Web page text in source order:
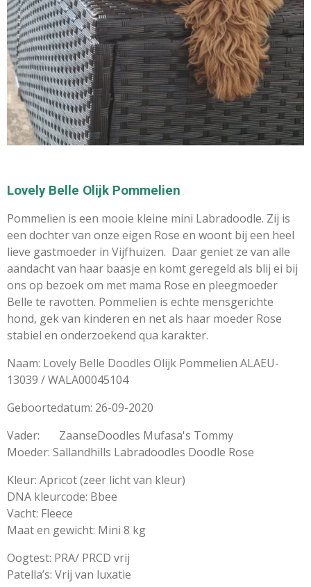
Lovely Belle Olijk Pommelien
Pommelien is een mooie kleine mini Labradoodle. Zij is
een dochter van onze eigen Rose en woont bij een heel
lieve gastmoeder in Vijfhuizen. Daar geniet ze van alle
aandacht van haar baasje en komt geregeld als blij ei bij
ons op bezoek om met mama Rose en pleegmoeder
Belle te ravotten. Pommelien is echte mensgerichte
hond, gek van kinderen en net als haar moeder Rose
stabiel en onderzoekend qua karakter.
Naam: Lovely Belle Doodles Olijk Pommelien ALAEU-
13039 / WALA00045104
Geboortedatum: 26-09-2020
Vader: ZaanseDoodles Mufasa's Tommy
Moeder: Sallandhills Labradoodles Doodle Rose
Kleur: Apricot (zeer licht van kleur)
DNA kleurcode: Bbee
Vacht: Fleece
Maat en gewicht: Mini 8 kg
Oogtest: PRA/ PRCD vrij
Patella’s: Vrij van luxatie